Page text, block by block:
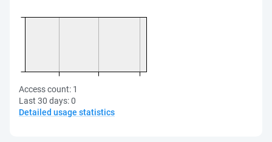
Access count: 1
Last 30 days:0
Detailed usage statistics